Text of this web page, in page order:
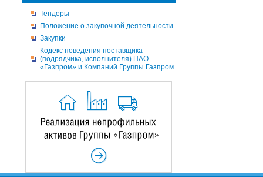
Тендеры
Положение о закупочной деятельности
Закупки
Кодекс поведения поставщика
(подрядчика, исполнителя) ПАО
«Газпром» и Компаний Группы Газпром